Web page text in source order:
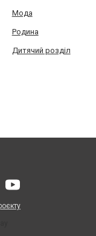
Мода
Родина
Дитячий розділ